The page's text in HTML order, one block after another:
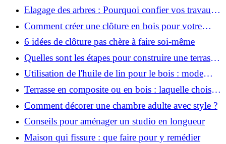
Elagage des arbres : Pourquoi confier vos travaux
à un expert ?
Comment créer une clôture en bois pour votre
jardin fait maison ?
6 idées de clôture pas chère à faire soi-même
Quelles sont les étapes pour construire une terrasse
en bois sur pilotis ?
Utilisation de l'huile de lin pour le bois : mode
d'emploi
Terrasse en composite ou en bois : laquelle choisir
?
Comment décorer une chambre adulte avec style ?
Conseils pour aménager un studio en longueur
Maison qui fissure : que faire pour y remédier